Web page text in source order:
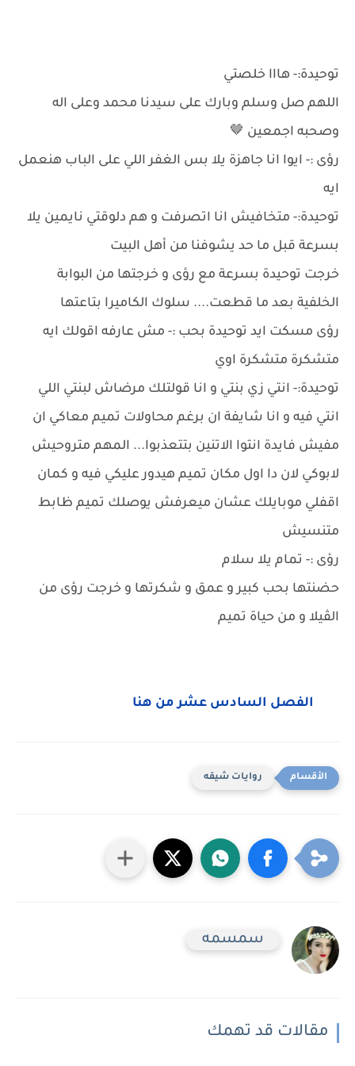
توحيدة:- هااا خلصتي
اللهم صل وسلم وبارك على سيدنا محمد وعلى اله
وصحبه اجمعين 🤎
رؤى :- ايوا انا جاهزة يلا بس الغفر اللي على الباب هنعمل
ايه
توحيدة:- متخافيش انا اتصرفت و هم دلوقتي نايمين يلا
بسرعة قبل ما حد يشوفنا من أهل البيت
خرجت توحيدة بسرعة مع رؤى و خرجتها من البوابة
الخلفية بعد ما قطعت.... سلوك الكاميرا بتاعتها
رؤى مسكت ايد توحيدة بحب :- مش عارفه اقولك ايه
متشكرة متشكرة اوي
توحيدة:- انتي زي بنتي و انا قولتلك مرضاش لبنتي اللي
انتي فيه و انا شايفة ان برغم محاولات تميم معاكي ان
مفيش فايدة انتوا الاتنين بتتعذبوا... المهم متروحيش
لابوكي لان دا اول مكان تميم هيدور عليكي فيه و كمان
اقفلي موبايلك عشان ميعرفش يوصلك تميم ظابط
متنسيش
رؤى :- تمام يلا سلام
حضنتها بحب كبير و عمق و شكرتها و خرجت رؤى من
الڤيلا و من حياة تميم
الفصل السادس عشر من هنا
روايات شيقه
سمسمه
مقالات قد تهمك